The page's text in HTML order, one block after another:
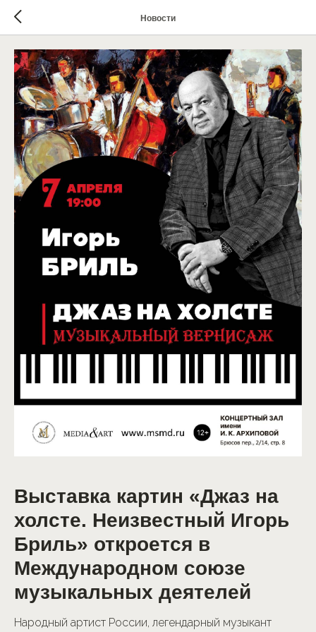
Новости
Выставка картин «Джаз на
холсте. Неизвестный Игорь
Бриль» откроется в
Международном союзе
музыкальных деятелей
Народный артист России, легендарный музыкант